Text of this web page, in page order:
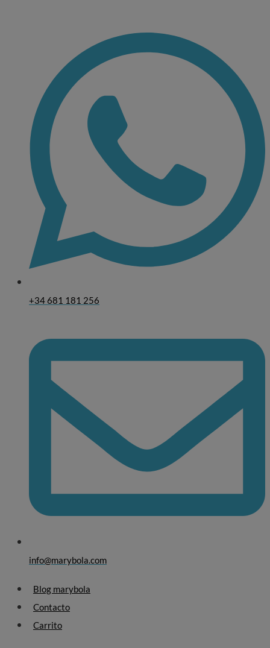
+34 681 181 256
info@marybola.com
Blog marybola
Contacto
Carrito